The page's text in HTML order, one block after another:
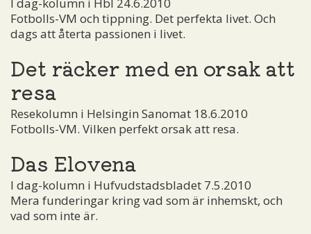
I dag-kolumn i Hbl 24.6.2010
Fotbolls-VM och tippning. Det perfekta livet. Och
dags att återta passionen i livet.
Det räcker med en orsak att
resa
Resekolumn i Helsingin Sanomat 18.6.2010
Fotbolls-VM. Vilken perfekt orsak att resa.
Das Elovena
I dag-kolumn i Hufvudstadsbladet 7.5.2010
Mera funderingar kring vad som är inhemskt, och
vad som inte är.